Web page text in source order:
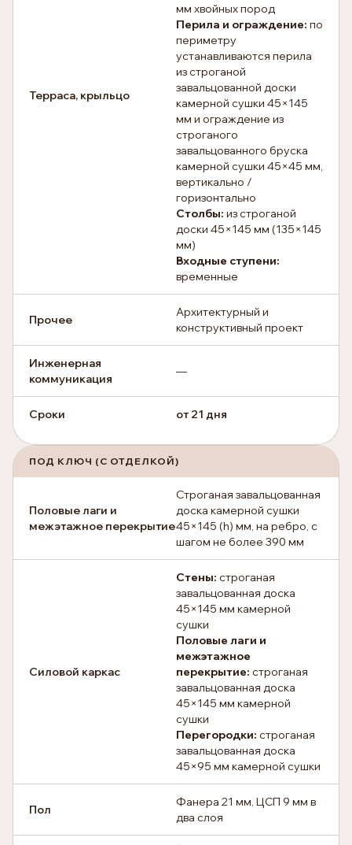
Терраса, крыльцо
мм хвойных пород
Перила и ограждение: по
периметру
устанавливаются перила
из строганой
завальцованной доски
камерной сушки 45×145
мм и ограждение из
строганого
завальцованного бруска
камерной сушки 45×45 мм,
вертикально /
горизонтально
Столбы: из строганой
доски 45×145 мм (135×145
мм)
Входные ступени:
временные
Прочее
Архитектурный и
конструктивный проект
Инженерная
коммуникация
—
Сроки от 21 дня
ПОД КЛЮЧ (С ОТДЕЛКОЙ)
Половые лаги и
межэтажное перекрытие
Строганая завальцованная
доска камерной сушки
45×145 (h) мм, на ребро, с
шагом не более 390 мм
Силовой каркас
Стены: строганая
завальцованная доска
45×145 мм камерной
сушки
Половые лаги и
межэтажное
перекрытие: строганая
завальцованная доска
45×145 мм камерной
сушки
Перегородки: строганая
завальцованная доска
45×95 мм камерной сушки
Пол
Фанера 21 мм, ЦСП 9 мм в
два слоя